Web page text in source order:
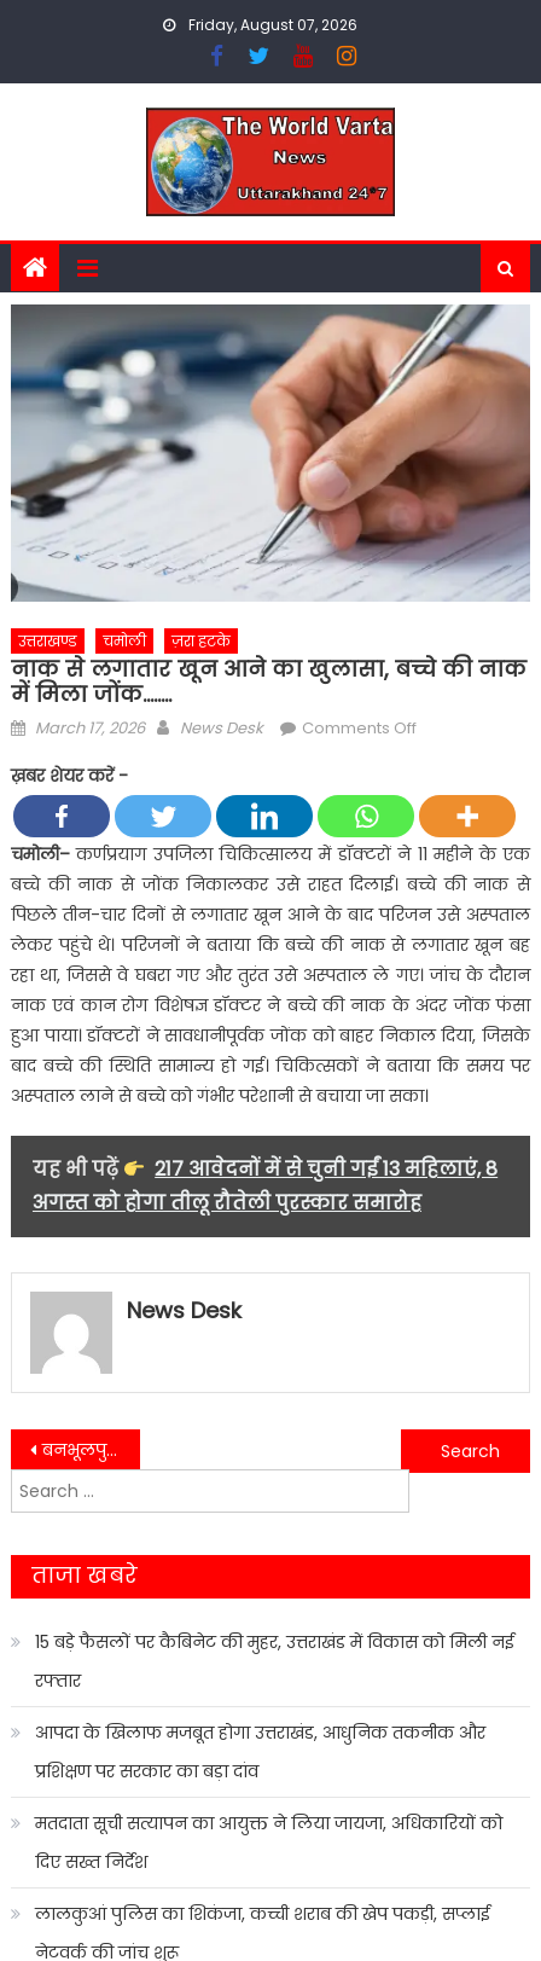
Friday, August 07, 2026
उत्तराखण्ड चमोली ज़रा हटके
नाक से लगातार खून आने का खुलासा, बच्चे की नाक
में मिला जोंक……..
Posted
March 17, 2026 Author
News Desk Comments Offon
लगातार
खून
आने
का
खुलासा,
बच्चे
की
नाक
में
मिला
जोंक……..
ख़बर शेयर करें -
चमोली–कर्णप्रयाग उपजिला चिकित्सालय में डॉक्टरों ने 11 महीने के एक
बच्चे की नाक से जोंक निकालकर उसे राहत दिलाई। बच्चे की नाक से
पिछले तीन-चार दिनों से लगातार खून आने के बाद परिजन उसे अस्पताल
लेकर पहुंचे थे। परिजनों ने बताया कि बच्चे की नाक से लगातार खून बह
रहा था, जिससे वे घबरा गए और तुरंत उसे अस्पताल ले गए। जांच के दौरान
नाक एवं कान रोग विशेषज्ञ डॉक्टर ने बच्चे की नाक के अंदर जोंक फंसा
हुआ पाया। डॉक्टरों ने सावधानीपूर्वक जोंक को बाहर निकाल दिया, जिसके
बाद बच्चे की स्थिति सामान्य हो गई। चिकित्सकों ने बताया कि समय पर
अस्पताल लाने से बच्चे को गंभीर परेशानी से बचाया जा सका।
यह भी पढ़ें
217 आवेदनों में से चुनी गईं 13 महिलाएं, 8
अगस्त को होगा तीलू रौतेली पुरस्कार समारोह
News Desk
Post
navigation
बनभूलपुरा पुलिस की कार्रवाई, सार्वजनिक स्थान पर चल रहा सट्टा बंद….
मुख्यमंत्री पुष्कर सिंह धामी ने “प्रयास बेहतर कल के लिए” स्मारिका का किया विमोचन….
Search
for:
ताजा खबरे
15 बड़े फैसलों पर कैबिनेट की मुहर, उत्तराखंड में विकास को मिली नई
रफ्तार
आपदा के खिलाफ मजबूत होगा उत्तराखंड, आधुनिक तकनीक और
प्रशिक्षण पर सरकार का बड़ा दांव
मतदाता सूची सत्यापन का आयुक्त ने लिया जायजा, अधिकारियों को
दिए सख्त निर्देश
लालकुआं पुलिस का शिकंजा, कच्ची शराब की खेप पकड़ी, सप्लाई
नेटवर्क की जांच शुरू